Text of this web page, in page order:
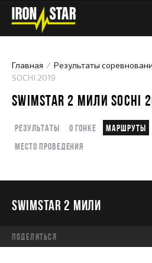
Главная Результаты
SOCHI 2019
SWIMSTAR 2 МИЛИ SOCHI
Результаты О гонке Маршруты
Место проведения
SWIMSTAR 2 МИЛИ
Поделиться